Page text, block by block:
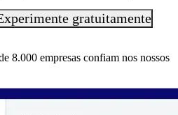
gratuitamente
8.000 empresas confiam nos nossos